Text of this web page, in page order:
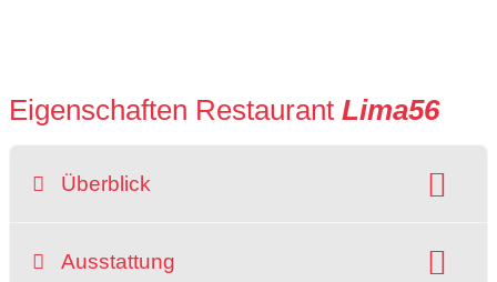
Eigenschaften Restaurant Lima56
Überblick
Ausstattung